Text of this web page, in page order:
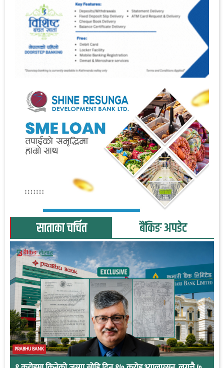
साताका चर्चित बैंकिङ अपडेट
PRABHU BANK